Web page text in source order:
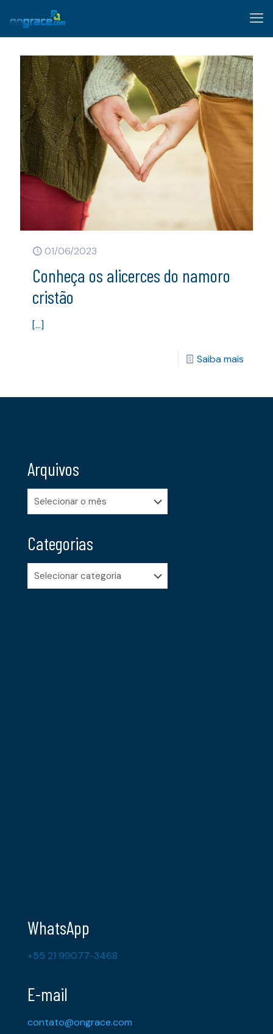
01/06/2023
Conheça os alicerces do namoro
cristão
[…]
Saiba mais
Arquivos
Arquivos
Categorias
Categorias
WhatsApp
+55 21 99077-3468
E-mail
contato@ongrace.com